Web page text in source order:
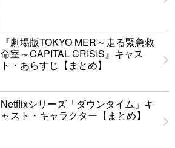
『劇場版TOKYO MER～走る緊急救
命室～CAPITAL CRISIS』キャス
ト・あらすじ【まとめ】
Netflixシリーズ「ダウンタイム」キ
ャスト・キャラクター【まとめ】